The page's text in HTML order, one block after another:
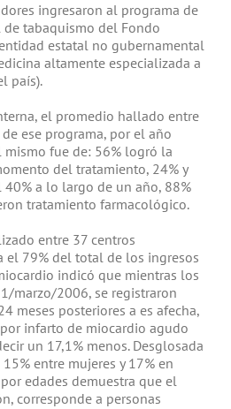
ingresaron al programa de
tabaquismo del Fondo
estatal no gubernamental
altamente especializada a
país).
el promedio hallado entre
ese programa, por el año
fue de: 56% logró la
del tratamiento, 24% y
a lo largo de un año, 88%
tratamiento farmacológico.
entre 37 centros
el 79% del total de los ingresos
indicó que mientras los
marzo/2006, se registraron
meses posteriores a es afecha,
infarto de miocardio agudo
un 17,1% menos. Desglosada
entre mujeres y 17% en
edades demuestra que el
corresponde a personas